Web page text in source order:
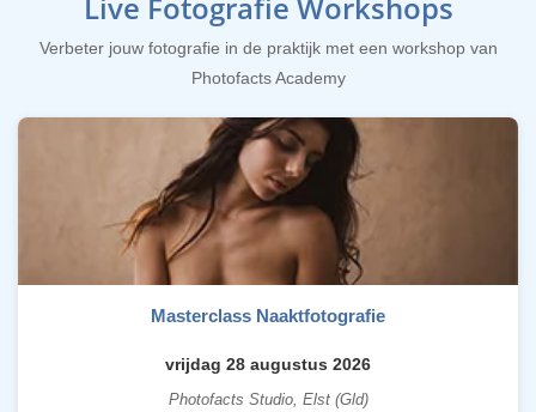
Live Fotografie Workshops
Verbeter jouw fotografie in de praktijk met een workshop van
Photofacts Academy
Masterclass Naaktfotografie
vrijdag 28 augustus 2026
Photofacts Studio, Elst (Gld)